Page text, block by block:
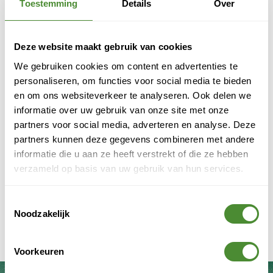
Toestemming Details Over
Deze website maakt gebruik van cookies
We gebruiken cookies om content en advertenties te
personaliseren, om functies voor social media te bieden
en om ons websiteverkeer te analyseren. Ook delen we
informatie over uw gebruik van onze site met onze
partners voor social media, adverteren en analyse. Deze
partners kunnen deze gegevens combineren met andere
informatie die u aan ze heeft verstrekt of die ze hebben
verzameld op basis van uw gebruik van hun services.
Noodzakelijk
Voorkeuren
dragen we samen bij aan een circulaire economie.
Naar advies en rapportages